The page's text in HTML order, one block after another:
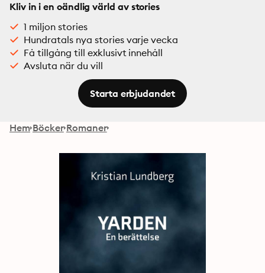
Kliv in i en oändlig värld av stories
1 miljon stories
Hundratals nya stories varje vecka
Få tillgång till exklusivt innehåll
Avsluta när du vill
Starta erbjudandet
Hem Böcker Romaner